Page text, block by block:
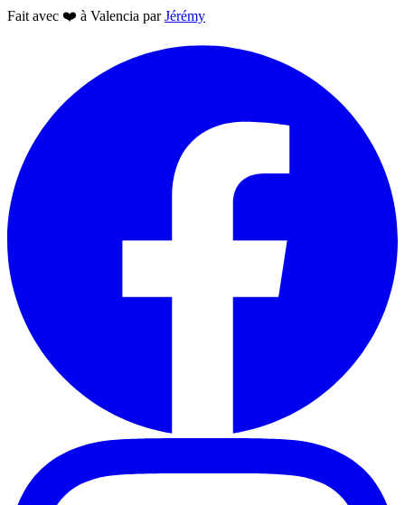
Fait avec ❤️ à Valencia par Jérémy